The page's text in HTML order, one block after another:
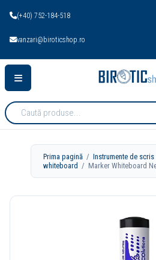
(+40) 752-184-518
vanzari@biroticshop.ro
Cauta
produse:
Prima pagină /Instrumente de scris
whiteboard / Marker Whiteboard